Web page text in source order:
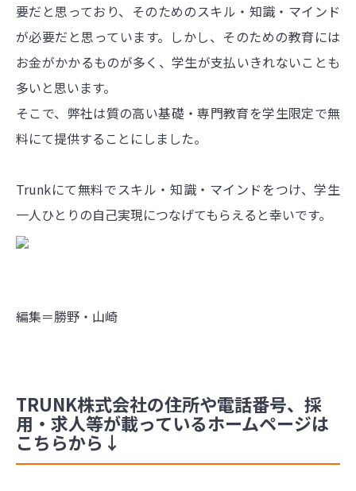
要だと思っており、そのためのスキル・知識・マインド
が必要だと思っています。しかし、そのための教育には
お金がかかるものが多く、学生が支払いきれないことも
多いと思います。
そこで、弊社は質の高い基礎・専門教育を学生限定で無
料にて提供することにしました。
Trunkにて無料でスキル・知識・マインドをつけ、学生
一人ひとりの自己実現につなげてもらえると幸いです。
編集＝勝野・山崎
TRUNK株式会社の住所や電話番号、採
用・求人等が載っているホームページは
こちらから↓